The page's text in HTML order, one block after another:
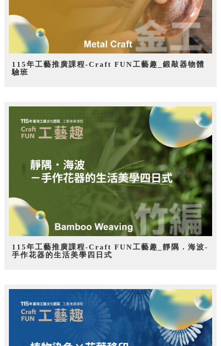
115年工藝推廣課程-Craft FUN工藝趣_鍛敲器物體
驗班
115年工藝推廣課程-Craft FUN工藝趣_靜隅．海波-
手作花器的生活美學四日式